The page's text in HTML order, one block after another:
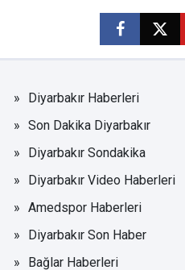
Diyarbakır Haberleri
Son Dakika Diyarbakır
Diyarbakır Sondakika
Diyarbakır Video Haberleri
Amedspor Haberleri
Diyarbakır Son Haber
Bağlar Haberleri